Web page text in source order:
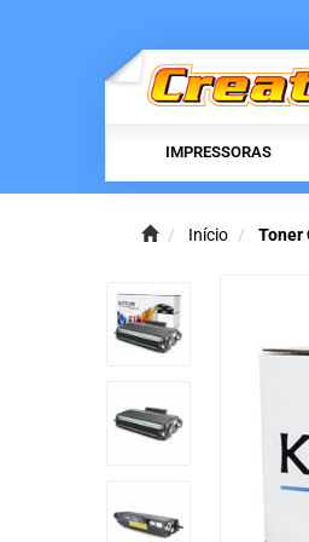
IMPRESSORAS
Início Toner